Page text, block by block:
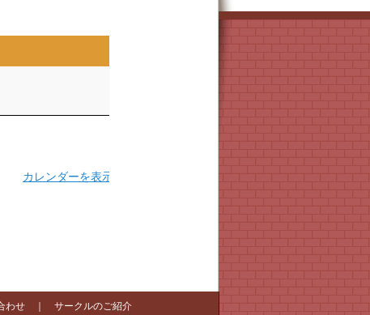
カレンダーを表示
わせ サークルのご紹介